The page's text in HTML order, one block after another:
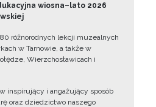
wiosna–lato 2026
różnorodnych lekcji muzealnych
w Tarnowie, a także w
Wierzchosławicach i
inspirujący i angażujący sposób
oraz dziedzictwo naszego